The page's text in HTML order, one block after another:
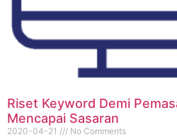
Riset Keyword Demi
Mencapai Sasaran
2020-04-21 No Comments